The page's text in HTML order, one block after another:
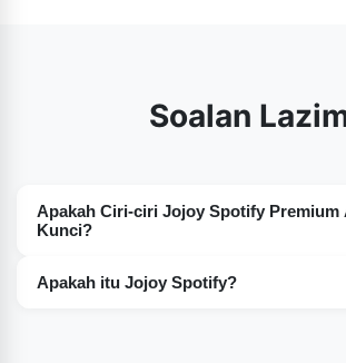
Soalan
Apakah Ciri-ciri Jojoy Spotify Premium
Kunci?
lebih banyak lagi dan berikut adalah
Apakah itu Jojoy Spotify?